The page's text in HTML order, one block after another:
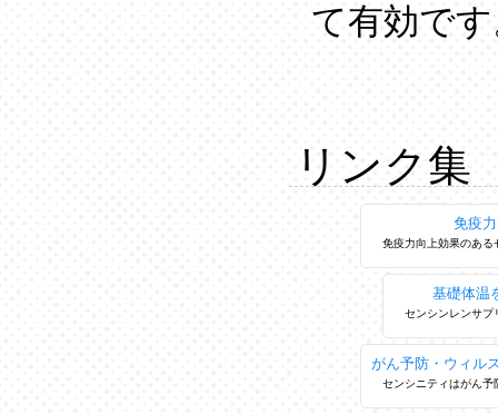
て有効で
リンク集
免疫
免疫力向上効果のあ
基礎体温
センシンレンサプ
がん予防・ウィル
センシニティはがん